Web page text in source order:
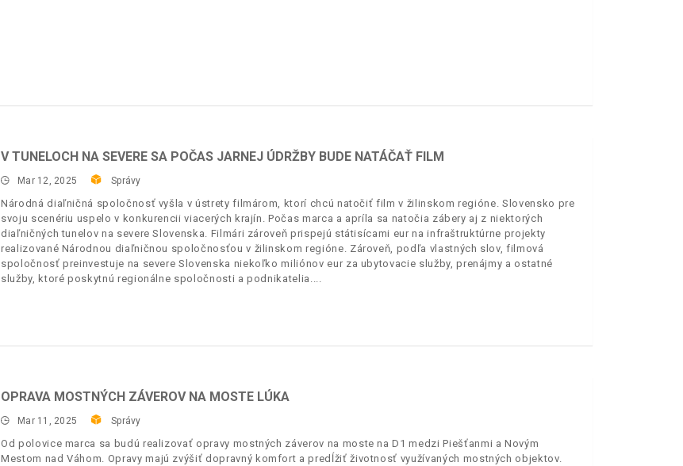
V TUNELOCH NA SEVERE SA POČAS JARNEJ ÚDRŽBY BUDE NATÁČAŤ FILM
Mar 12, 2025 Správy
Národná diaľničná spoločnosť vyšla v ústrety filmárom, ktorí chcú natočiť film v žilinskom regióne. Slovensko pre
svoju scenériu uspelo v konkurencii viacerých krajín. Počas marca a apríla sa natočia zábery aj z niektorých
diaľničných tunelov na severe Slovenska. Filmári zároveň prispejú státisícami eur na infraštruktúrne projekty
realizované Národnou diaľničnou spoločnosťou v žilinskom regióne. Zároveň, podľa vlastných slov, filmová
spoločnosť preinvestuje na severe Slovenska niekoľko miliónov eur za ubytovacie služby, prenájmy a ostatné
služby, ktoré poskytnú regionálne spoločnosti a podnikatelia.
OPRAVA MOSTNÝCH ZÁVEROV NA MOSTE LÚKA
Mar 11, 2025 Správy
Od polovice marca sa budú realizovať opravy mostných záverov na moste na D1 medzi Piešťanmi a Novým
Mestom nad Váhom. Opravy majú zvýšiť dopravný komfort a predĺžiť životnosť využívaných mostných objektov.